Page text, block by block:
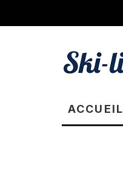
ACCUEIL